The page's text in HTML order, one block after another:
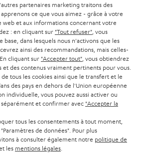
e-commerce et de la vente à distance (Fevad) et à sa charte
du réseau européen Ecommerce Europe Trustmark.
modes, conseils & astuces
partenaires marketing traitons des
ce que vous aimez - grâce à votre
et aux informations concernant votre
: en cliquant sur "Tout refuser" , vous
dans lesquels nous n'activons que les
ainsi des recommandations, mais celles-
cliquant sur "Accepter tout" , vous obtiendrez
et des contenus vraiment pertinents pour vous.
tous les cookies ainsi que le transfert et le
des pays en dehors de l'Union européenne
individuelle, vous pouvez aussi activer ou
et confirmer avec "Accepter la
tous les consentements à tout moment,
de données". Pour plus
à consulter également notre politique de
les mentions légales